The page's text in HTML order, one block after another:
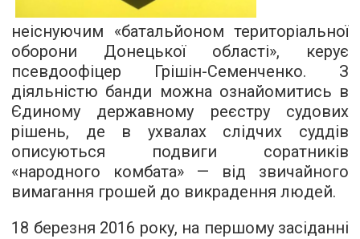
неіснуючим «батальйоном територіальної
оборони Донецької області», керує
псевдоофіцер Грішін-Семенченко. З
діяльністю банди можна ознайомитись в
Єдиному державному реєстру судових
рішень, де в ухвалах слідчих суддів
описуються подвиги соратників
«народного комбата» — від звичайного
вимагання грошей до викрадення людей.
18 березня 2016 року, на першому засіданні